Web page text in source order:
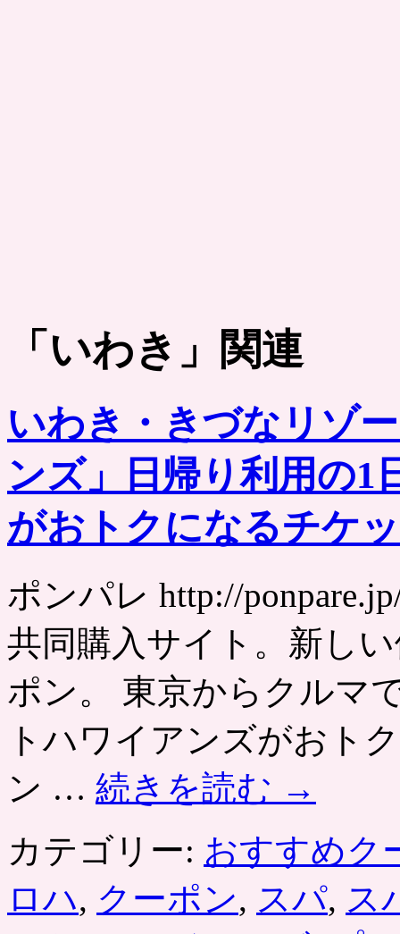
「 いわき 」関連
いわき・きづなリゾ
ンズ」日帰り利用の1
がおトクになるチケ
ポンパレ http://
共同購入サイト。新し
ポン。 東京からクルマ
トハワイアンズがおト
ン … 続きを読む →
カテゴリー: おすすめク
ロハ, クーポン, スパ, ス